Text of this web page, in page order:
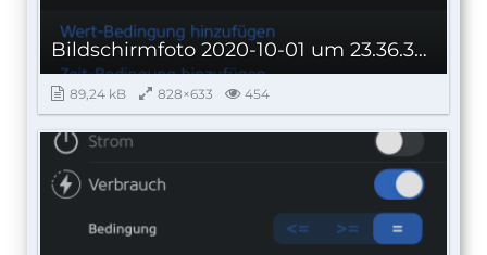
Bildschirmfoto 2020-10-01 um 23.36.32.png
89,24 kB 828×633 454